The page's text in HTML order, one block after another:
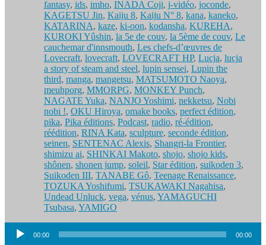
fantasy, ids, imho, INADA Coji, j-vidéo, joconde,
KAGETSU Jin, Kaiju 8, Kaiju N° 8, kana, kaneko,
KATARINA, kaze, ki-oon, kodansha, KUREHA,
KUROKI Yûshin, la 5e de couv, la 5ème de couv, Le
cauchemar d'innsmouth, Les chefs-d’œuvres de
Lovecraft, lovecraft, LOVECRAFT HP, Lucja, lucja
a story of steam and steel, lupin sensei, Lupin the
third, manga, mangetsu, MATSUMOTO Naoya,
meuhporg, MMORPG, MONKEY Punch,
NAGATE Yuka, NANJO Yoshimi, nekketsu, Nobi
nobi !, OKU Hiroya, omake books, perfect édition,
pika, Pika éditions, Podcast, radio, ré-édition,
réédition, RINA Kata, sculpture, seconde édition,
seinen, SENTENAC Alexis, Shangri-la Frontier,
shimizu ai, SHINKAI Makoto, shojo, shojo kids,
shônen, shonen jump, soleil, Star édition, suikoden 3,
Suikoden III, TANABE Gô, Teenage Renaissance,
TOZUKA Yoshifumi, TSUKAWAKI Nagahisa,
Undead Unluck, vega, vénus, YAMAGUCHI
Tsubasa, YAMIGO
Lecteur
audio
00:00 00:00